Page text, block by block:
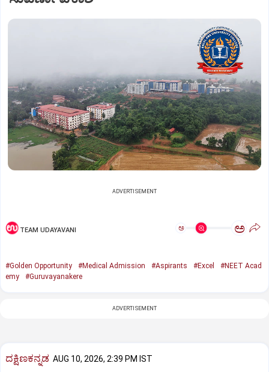
ADVERTISEMENT
TEAM UDAYAVANI ಅ ಅ
#Golden Opportunity #Medical Admission #Aspirants #Excel
#NEET Acad
emy
#Guruvayanakere
ADVERTISEMENT
ದಕ್ಷಿಣಕನ್ನಡ AUG 10, 2026, 2:39 PM IST